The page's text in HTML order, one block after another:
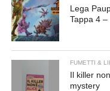
Lega
Tappa 4 –
FUMETTI &
Il killer
mystery